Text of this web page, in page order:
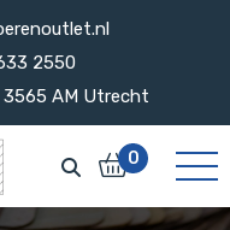
2550
AM Utrecht
0